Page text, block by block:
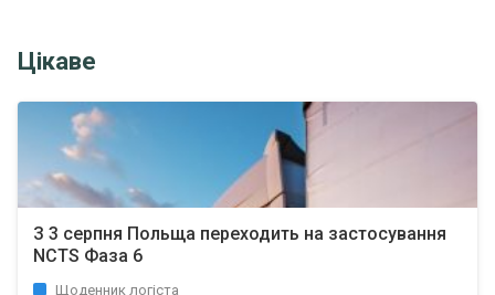
Цікаве
З 3 серпня Польща переходить на застосування
NCTS Фаза 6
Щоденник логіста